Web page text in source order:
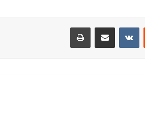
‏Reddit
‏VKontakte مشاركة عبر البريد طباعة